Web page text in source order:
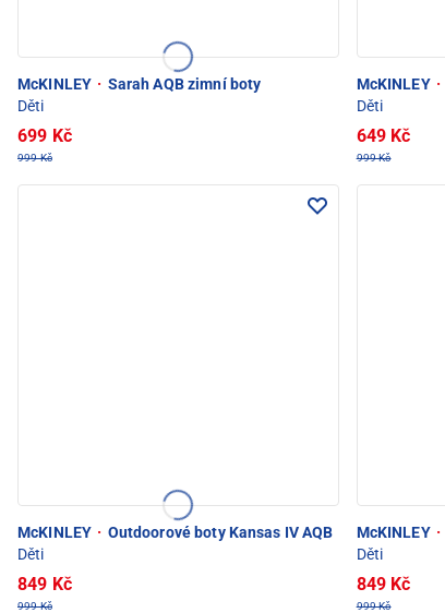
McKINLEY · Sarah AQB zimní boty
Děti
699 Kč
999 Kč
McKINLEY ·
Děti
649 Kč
999 Kč
McKINLEY · Outdoorové boty Kansas IV AQB
Děti
849 Kč
999 Kč
McKINLEY ·
Děti
849 Kč
999 Kč